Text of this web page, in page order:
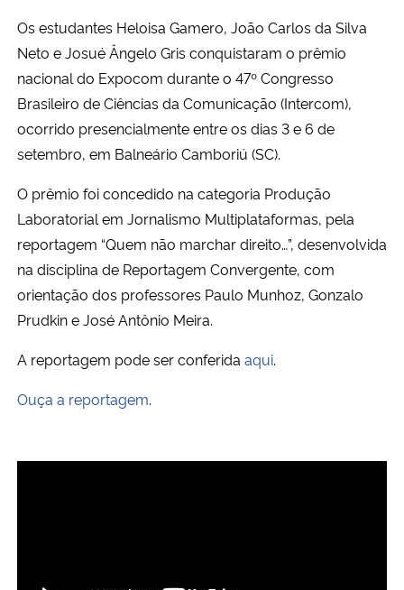
Ministério do Meio Ambiente
Ministério do Turismo
Ministério do Desenvolvimento Regional
Controladoria-Geral da União
Ministério da Mulher, da Família e dos Direitos Humanos
Secretaria-Geral
Os estudantes Heloisa Gamero, João Carlos da Silva
Neto e Josué Ângelo Gris conquistaram o prêmio
nacional do Expocom durante o 47º Congresso
Brasileiro de Ciências da Comunicação (Intercom),
ocorrido presencialmente entre os dias 3 e 6 de
setembro, em Balneário Camboriú (SC).
O prêmio foi concedido na categoria Produção
Laboratorial em Jornalismo Multiplataformas, pela
reportagem “Quem não marchar direito…”, desenvolvida
na disciplina de Reportagem Convergente, com
orientação dos professores Paulo Munhoz, Gonzalo
Prudkin e José Antônio Meira.
A reportagem pode ser conferida aqui.
Ouça a reportagem.